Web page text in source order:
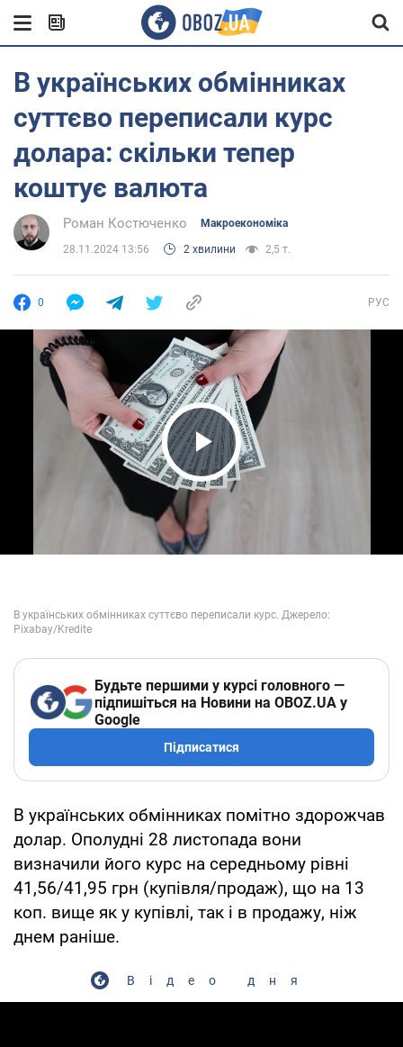
В українських обмінниках
суттєво переписали курс
долара: скільки тепер
коштує валюта
Роман Костюченко Mакроекономіка
28.11.2024 13:56 2 хвилини 2,5 т.
0 РУС
Play Video
Будьте першими у курсі головного —
підпишіться на Новини на OBOZ.UA у
Google
Підписатися
В українських обмінниках помітно здорожчав
долар. Ополудні 28 листопада вони
визначили його курс на середньому рівні
41,56/41,95 грн (купівля/продаж), що на 13
коп. вище як у купівлі, так і в продажу, ніж
днем раніше.
Відео дня